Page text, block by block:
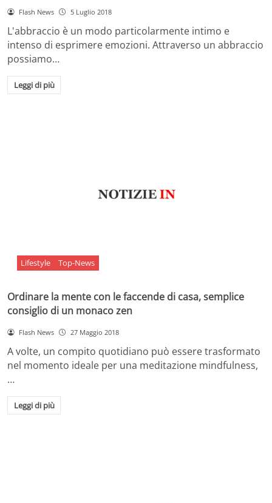
Flash News 5 Luglio 2018
L'abbraccio è un modo particolarmente intimo e
intenso di esprimere emozioni. Attraverso un abbraccio
possiamo…
Leggi di più
Lifestyle Top-News
Ordinare la mente con le faccende di casa, semplice
consiglio di un monaco zen
Flash News 27 Maggio 2018
A volte, un compito quotidiano può essere trasformato
nel momento ideale per una meditazione mindfulness,
…
Leggi di più